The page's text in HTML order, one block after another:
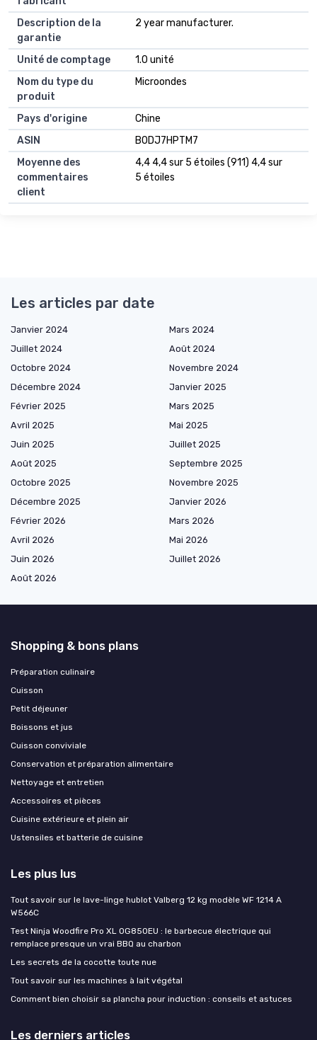
Description de la
garantie
2 year manufacturer.
Unité de comptage
1.0 unité
Nom du type du
produit
Microondes
Pays d'origine
Chine
ASIN
B0DJ7HPTM7
Moyenne des
commentaires
client
4,4 4,4 sur 5 étoiles (911) 4,4 sur
5 étoiles
Les articles par date
Janvier 2024
Mars 2024
Juillet 2024
Août 2024
Octobre 2024
Novembre 2024
Décembre 2024
Janvier 2025
Février 2025
Mars 2025
Avril 2025
Mai 2025
Juin 2025
Juillet 2025
Août 2025
Septembre 2025
Octobre 2025
Novembre 2025
Décembre 2025
Janvier 2026
Février 2026
Mars 2026
Avril 2026
Mai 2026
Juin 2026
Juillet 2026
Août 2026
Shopping & bons plans
Préparation culinaire
Cuisson
Petit déjeuner
Boissons et jus
Cuisson conviviale
Conservation et préparation alimentaire
Nettoyage et entretien
Accessoires et pièces
Cuisine extérieure et plein air
Ustensiles et batterie de cuisine
Les plus lus
Tout savoir sur le lave-linge hublot Valberg 12 kg modèle WF 1214 A
W566C
Test Ninja Woodfire Pro XL OG850EU : le barbecue électrique qui
remplace presque un vrai BBQ au charbon
Les secrets de la cocotte toute nue
Tout savoir sur les machines à lait végétal
Comment bien choisir sa plancha pour induction : conseils et astuces
Les derniers articles